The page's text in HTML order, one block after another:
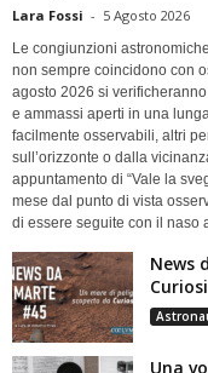
Lara Fossi - 5 Agosto 2026
Le congiunzioni
non sempre coincidono con
agosto 2026 si
e ammassi aperti in una
facilmente osservabili, altri
sull’orizzonte o dalla
appuntamento di “Vale la
mese dal punto di vista
di essere seguite con il naso
News
Una